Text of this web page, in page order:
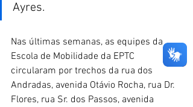
Ayres.
Nas últimas semanas, as equipes da
Escola de Mobilidade da EPTC
circularam por trechos da rua dos
Andradas, avenida Otávio Rocha, rua Dr.
Flores, rua Sr. dos Passos, avenida